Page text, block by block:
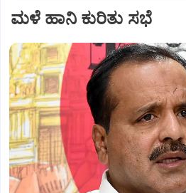
ಮಳೆ ಹಾನಿ ಕುರಿತು ಸಭೆ